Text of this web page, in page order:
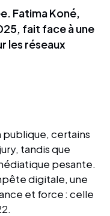
Fatima Koné,
fait face à une
les réseaux
publique, certains
tandis que
pesante.
digitale, une
et force : celle